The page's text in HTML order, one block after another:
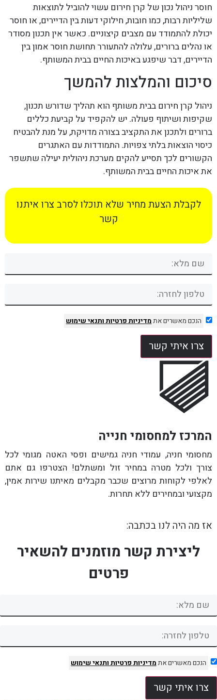
חוסר ניהול נכון של קרן חירום עשוי להוביל לתוצאות
שליליות רבות, כמו חובות, חילוקי דעות בין הדיירים, או חוסר
יכולת להתמודד עם מצבים קיצוניים. כאשר אין תכנון מסודר
או נהלים ברורים, עלולה להתעורר תחושת חוסר אמון בין
הדיירים, דבר שיפגע באיכות החיים בבית המשותף.
סיכום והמלצות להמשך
ניהול קרן חירום בבית משותף הוא תהליך שדורש תכנון,
שקיפות ושיתוף פעולה. יש להקפיד על קביעת כללים
ברורים ולתכנן את התקציב בצורה מדויקת, על מנת להבטיח
כיסוי הוצאות בלתי צפויות. התמודדות עם האתגרים
הקשורים לכך תסייע להקים מערכת ניהולית יעילה שתשפר
את איכות החיים בבית המשותף.
לקבלת הצעת מחיר שלא תוכלו לסרב צרו איתנו
קשר
הנכם מאשרים אתמדיניות פרטיותותנאי שימוש
צרו איתי קשר
המרכז למחסומי חנייה
מחסומי חניה, עמודי חניה גמישים ופסי האטה מגומי לכל
צורך ולכל מטרה במחיר זול ומשתלם! הצטרפו גם אתם
לאלפי לקוחות מרוצים שכבר מקבלים מאיתנו שירות אמין,
מקצועי ובמחירים ללא תחרות.
אז מה היה לנו בכתבה:
ליצירת קשר מוזמנים להשאיר
פרטים
הנכם מאשרים אתמדיניות פרטיותותנאי שימוש
צרו איתי קשר